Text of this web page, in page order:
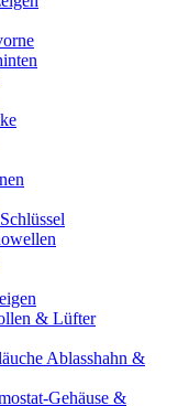
& Lüfter
Ablasshahn &
Gehäuse &